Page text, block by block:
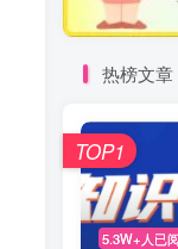
热榜文章
5.3W+人已
TOP1